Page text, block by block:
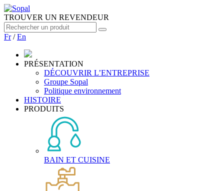
TROUVER UN REVENDEUR
Fr/En
PRÉSENTATION
DÉCOUVRIR L’ENTREPRISE
Groupe Sopal
Politique environnement
HISTOIRE
PRODUITS
BAIN ET CUISINE